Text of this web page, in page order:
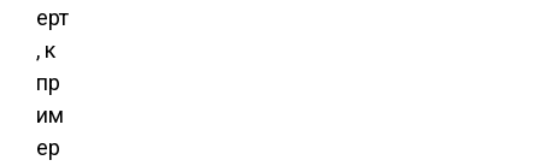
ерт
, к
пр
им
ер